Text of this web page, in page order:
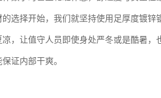
选择开始，我们就坚持使用足厚度镀锌
，让值守人员即使身处严冬或是酷暑，
证内部干爽。